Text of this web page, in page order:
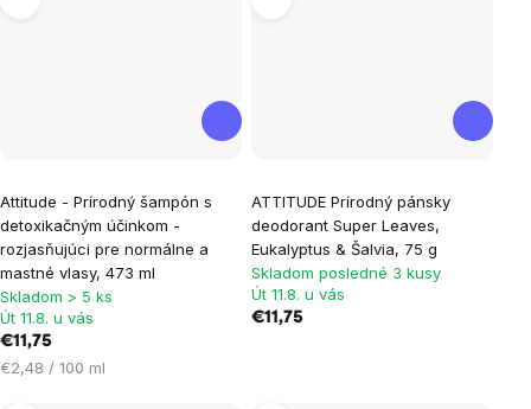
Attitude - Prírodný šampón s
detoxikačným účinkom -
rozjasňujúci pre normálne a
mastné vlasy, 473 ml
Skladom > 5 ks
Út 11.8. u vás
€11,75
Jednotková
€2,48 / 100 ml
ATTITUDE Prírodný pánsky
deodorant Super Leaves,
Eukalyptus & Šalvia, 75 g
Skladom posledné 3 kusy
Út 11.8. u vás
€11,75